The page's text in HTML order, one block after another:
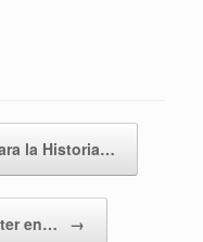
la Historia…
en… →